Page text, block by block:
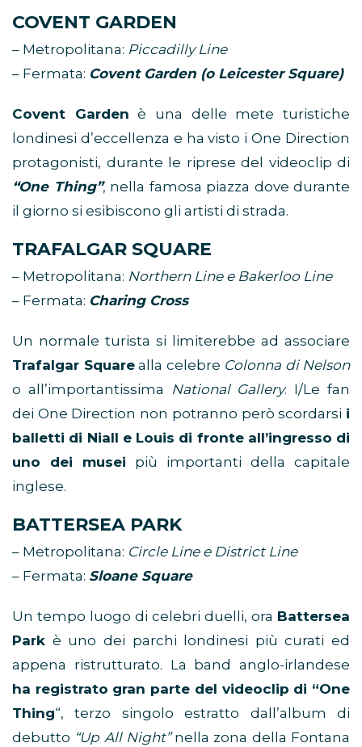
COVENT GARDEN
– Metropolitana: Piccadilly Line
– Fermata: Covent Garden (o Leicester Square)
Covent Garden è una delle mete turistiche
londinesi d’eccellenza e ha visto i One Direction
protagonisti, durante le riprese del videoclip di
“One Thing”, nella famosa piazza dove durante
il giorno si esibiscono gli artisti di strada.
TRAFALGAR SQUARE
– Metropolitana: Northern Line e Bakerloo Line
– Fermata: Charing Cross
Un normale turista si limiterebbe ad associare
Trafalgar Squarealla celebre Colonna di Nelson
o all’importantissima
National Gallery. I/Le fan
dei One Direction non potranno però scordarsi i
balletti di Niall e Louis di fronte all’ingresso di
uno dei musei più importanti della capitale
inglese.
BATTERSEA PARK
– Metropolitana: Circle Line e District Line
– Fermata: Sloane Square
Un tempo luogo di celebri duelli, ora Battersea
Park è uno dei parchi londinesi più curati ed
appena ristrutturato. La band anglo-irlandese
ha registrato gran parte del videoclip di “One
Thing“, terzo singolo estratto dall’album di
debutto “Up All Night”nella zona della Fontana